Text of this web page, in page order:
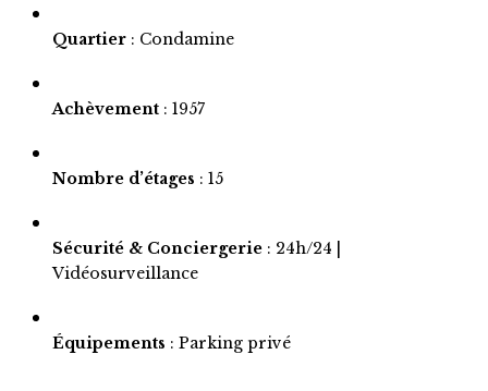
Quartier : Condamine
Achèvement : 1957
Nombre d’étages : 15
Sécurité & Conciergerie : 24h/24 |
Vidéosurveillance
Équipements : Parking privé